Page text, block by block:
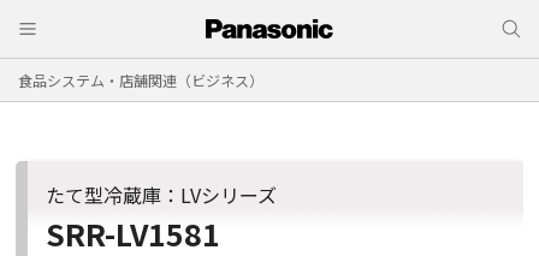
食品システム・店舗関連（ビジネス）
たて型冷蔵庫：LVシリーズ
SRR-LV1581